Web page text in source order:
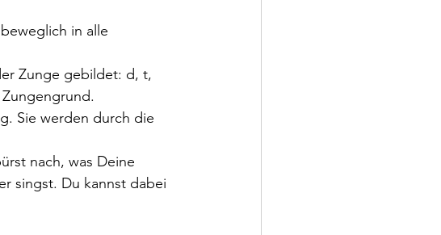
in alle
Zunge gebildet: d, t,
Sie werden durch die
nach, was Deine
singst. Du kannst dabei